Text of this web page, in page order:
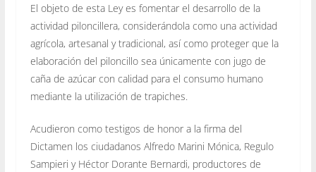
El objeto de esta Ley es fomentar el desarrollo de la
actividad piloncillera, considerándola como una actividad
agrícola, artesanal y tradicional, así como proteger que la
elaboración del piloncillo sea únicamente con jugo de
caña de azúcar con calidad para el consumo humano
mediante la utilización de trapiches.
Acudieron como testigos de honor a la firma del
Dictamen los ciudadanos Alfredo Marini Mónica, Regulo
Sampieri y Héctor Dorante Bernardi, productores de